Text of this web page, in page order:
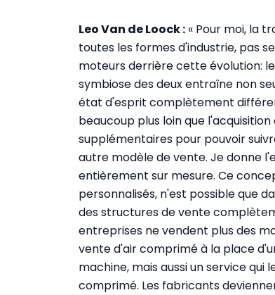
Leo Van de Loock : « Pour moi, la
toutes les formes d'industrie, pas
moteurs derrière cette évolution:
symbiose des deux entraîne non
état d'esprit complètement
beaucoup plus loin que
supplémentaires pour pouvoir
autre modèle de vente. Je donne
entièrement sur mesure. Ce
personnalisés, n'est possible que
des structures de vente
entreprises ne vendent plus des
vente d'air comprimé à la place
machine, mais aussi un service
comprimé. Les fabricants